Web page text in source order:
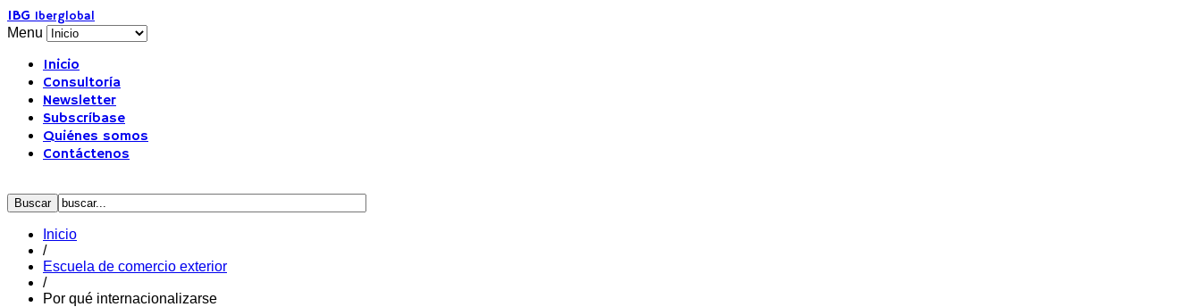
IBG Iberglobal
Menu
Inicio
Consultoría
Newsletter
Subscríbase
Quiénes somos
Contáctenos
Inicio
/
Escuela de comercio exterior
/
Por qué internacionalizarse